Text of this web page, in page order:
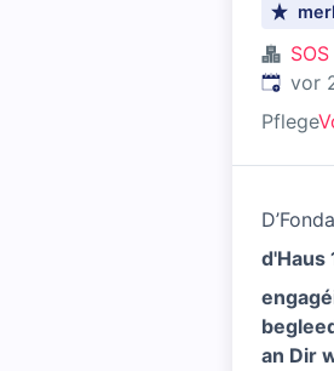
vor
Pflege
d'Haus
an Dir